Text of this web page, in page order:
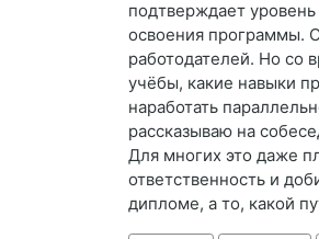
подтверждает
освоения программы.
работодателей. Но со
учёбы, какие навыки
наработать
рассказываю на
Для многих это даже
ответственность и
дипломе, а то, какой